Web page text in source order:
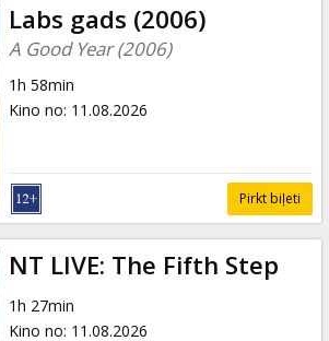
Labs gads (2006)
A Good Year (2006)
1h 58min
Kino no: 11.08.2026
Pirkt biļeti
NT LIVE: The Fifth Step
1h 27min
Kino no: 11.08.2026